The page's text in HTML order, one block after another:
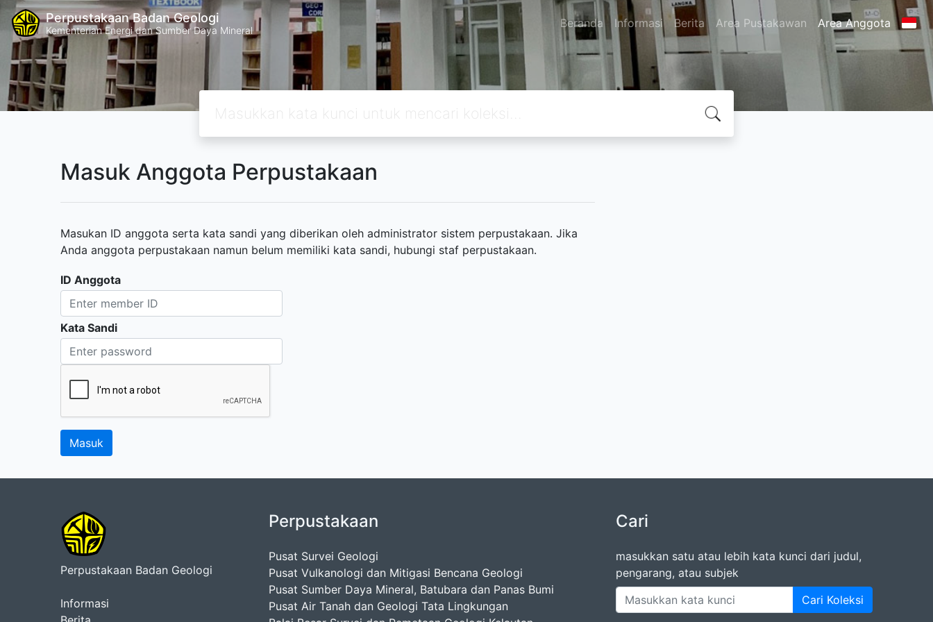
Perpustakaan Badan Geologi
Kementerian Energi dan Sumber Daya Mineral Beranda Informasi Berita Area Pustakawan Area Anggota
Masuk Anggota Perpustakaan
Masukan ID anggota serta kata sandi yang diberikan oleh administrator sistem perpustakaan. Jika
Anda anggota perpustakaan namun belum memiliki kata sandi, hubungi staf perpustakaan.
ID Anggota
Kata Sandi
Perpustakaan Badan Geologi
Informasi
Perpustakaan
Pusat Survei Geologi
Pusat Vulkanologi dan Mitigasi Bencana Geologi
Pusat Sumber Daya Mineral, Batubara dan Panas Bumi
Pusat Air Tanah dan Geologi Tata Lingkungan
Cari
masukkan satu atau lebih kata kunci dari judul,
pengarang, atau subjek
Cari Koleksi